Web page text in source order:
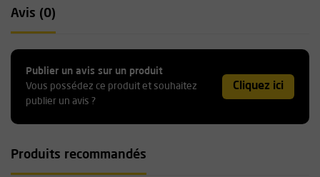
Avis (0)
Publier un avis sur un produit
Vous possédez ce produit et souhaitez
publier un avis ?
Cliquez ici
Produits recommandés